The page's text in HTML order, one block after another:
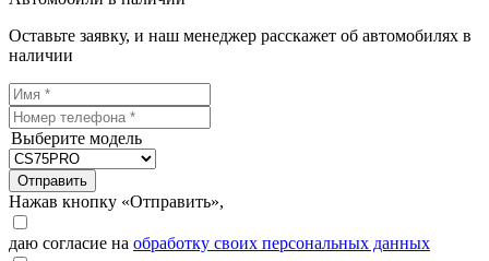
Оставьте заявку, и наш менеджер расскажет об автомобилях в
наличии
Выберите модель
Отправить
Нажав кнопку «Отправить»,
даю согласие на обработку своих персональных данных